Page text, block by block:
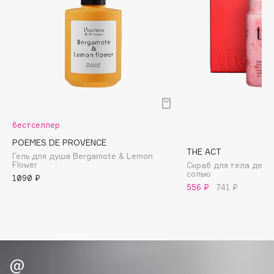
Boadicea The Victorious
BOOMSHOP
BORK
Brunello Cucinelli
Bvlgari
бестселлер
POEMES DE PROVENCE
Гель для душа Bergamote & Lemon
Flower
1090 ₽
THE ACT
Скраб для тела
солью
556 ₽
741 ₽